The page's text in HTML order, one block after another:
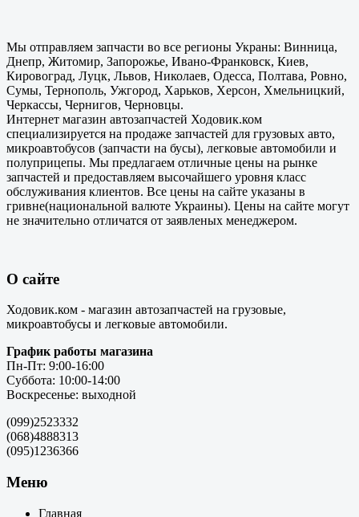
Мы отправляем запчасти во все регионы Украны: Винница,
Днепр, Житомир, Запорожье, Ивано-Франковск, Киев,
Кировоград, Луцк, Львов, Николаев, Одесса, Полтава, Ровно,
Сумы, Тернополь, Ужгород, Харьков, Херсон, Хмельницкий,
Черкассы, Чернигов, Черновцы.
Интернет магазин автозапчастей Ходовик.ком
специализируется на продаже запчастей для грузовых авто,
микроавтобусов (запчасти на бусы), легковые автомобили и
полуприцепы. Мы предлагаем отличные цены на рынке
запчастей и предоставляем высочайшего уровня класс
обслуживания клиентов. Все цены на сайте указаны в
гривне(национальной валюте Украины). Цены на сайте могут
не значительно отличатся от заявленых менеджером.
О сайте
Ходовик.ком - магазин автозапчастей на грузовые,
микроавтобусы и легковые автомобили.
График работы магазина
Пн-Пт: 9:00-16:00
Суббота: 10:00-14:00
Воскресенье: выходной
(099)2523332
(068)4888313
(095)1236366
Меню
Главная